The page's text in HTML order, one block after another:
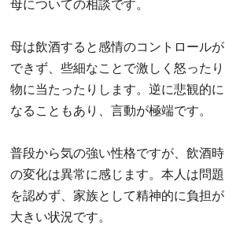
母についての相談です。
母は飲酒すると感情のコントロールが
できず、些細なことで激しく怒ったり
物に当たったりします。逆に悲観的に
なることもあり、言動が極端です。
普段から気の強い性格ですが、飲酒時
の変化は異常に感じます。本人は問題
を認めず、家族として精神的に負担が
大きい状況です。